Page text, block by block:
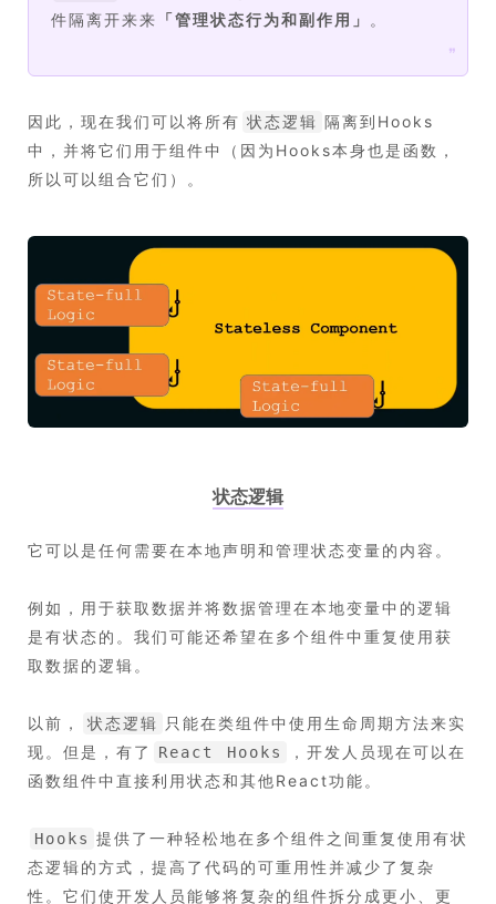
件隔离开来来 「管理状态行为和副作用 」 。
❞
因此，现在我们可以将所有 状态逻辑 隔离到Hooks
中，并将它们用于组件中（因为Hooks本身也是函数，
所以可以组合它们）。
状态逻辑
它可以是任何需要在本地声明和管理状态变量的内容。
例如，用于获取数据并将数据管理在本地变量中的逻辑
是有状态的。我们可能还希望在多个组件中重复使用获
取数据的逻辑。
以前， 状态逻辑
只能在类组件中使用生命周期方法来实
现。但是，有了
React Hooks
，开发人员现在可以在
函数组件中直接利用状态和其他React功能。
Hooks 提供了一种轻松地在多个组件之间重复使用有状
态逻辑的方式，提高了代码的可重用性并减少了复杂
性。它们使开发人员能够将复杂的组件拆分成更小、更